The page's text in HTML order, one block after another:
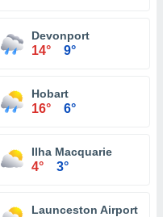
Devonport
14° 9°
Hobart
16° 6°
Ilha Macquarie
4° 3°
Launceston Airport